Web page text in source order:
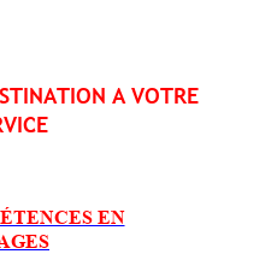
A VOTRE
EN